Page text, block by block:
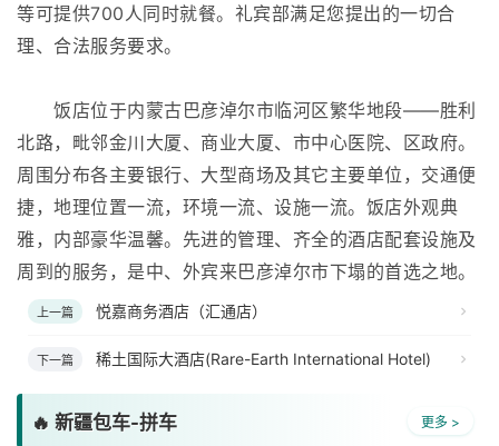
等可提供700人同时就餐。礼宾部满足您提出的一切合
理、合法服务要求。
饭店位于内蒙古巴彦淖尔市临河区繁华地段——胜利
北路，毗邻金川大厦、商业大厦、市中心医院、区政府。
周围分布各主要银行、大型商场及其它主要单位，交通便
捷，地理位置一流，环境一流、设施一流。饭店外观典
雅，内部豪华温馨。先进的管理、齐全的酒店配套设施及
周到的服务，是中、外宾来巴彦淖尔市下塌的首选之地。
上一篇 悦嘉商务酒店（汇通店）
下一篇 稀土国际大酒店(Rare-Earth International Hotel)
🔥 新疆包车-拼车 更多 >